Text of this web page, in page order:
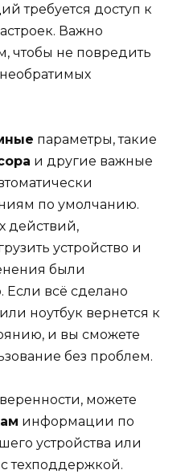
требуется доступ к
Важно
чтобы не повредить
параметры, такие
и другие важные
по умолчанию.
действий,
устройство и
были
всё сделано
ноутбук вернется к
и вы сможете
без проблем.
можете
информации по
устройства или
техподдержкой.